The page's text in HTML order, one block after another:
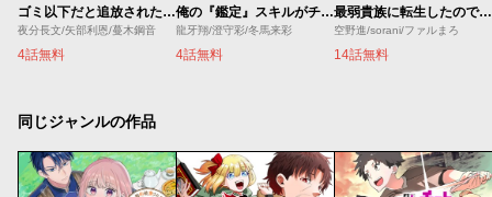
ゴミ以下だと追放された使用人、実は前世賢者です ～史上最強の賢者、世界最高峰の学園に通う～
夜分長文/矢部利恩/蔓木鋼音
4話無料
俺の『鑑定』スキルがチートすぎて
龍牙翔/澄守彩/冬馬来彩
4話無料
最弱貴族に転生したので悪役たちを集めてみた
空野進/sorani/ファルまろ
14話無料
同じジャンルの作品